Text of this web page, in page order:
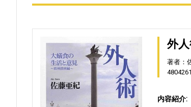
外
著者：
内容紹介: